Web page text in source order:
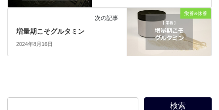
栄養&休養
次の記事
増量期こそグルタミン
2024年8月16日